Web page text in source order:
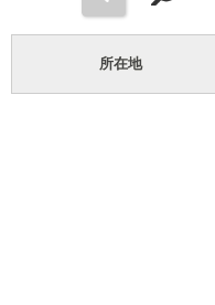
所在地